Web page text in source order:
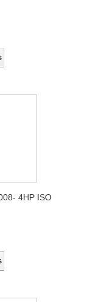
4HP ISO